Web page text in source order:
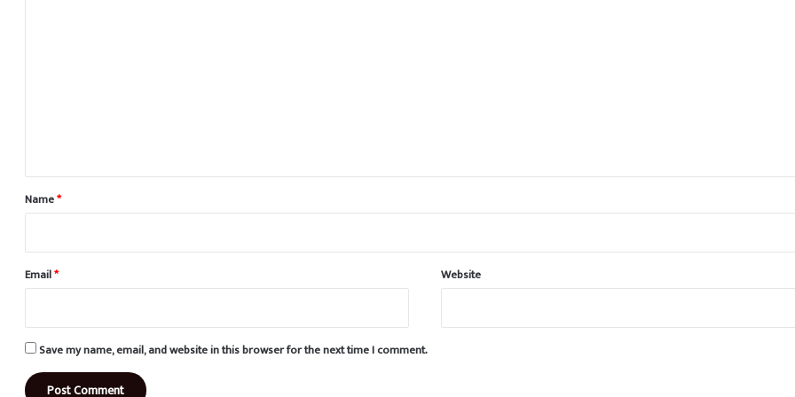
*
Name*
Email* Website
Save my name, email, and website in this browser for the next time I comment.